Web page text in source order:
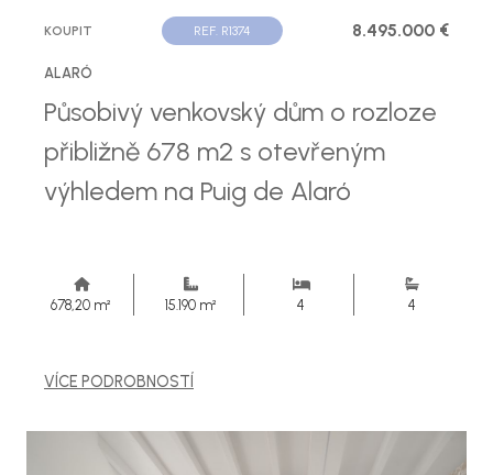
KOUPIT REF. R1374 8.495.000 €
ALARÓ
Působivý venkovský dům o rozloze
přibližně 678 m2 s otevřeným
výhledem na Puig de Alaró
678,20 m² 15.190 m² 4 4
VÍCE PODROBNOSTÍ